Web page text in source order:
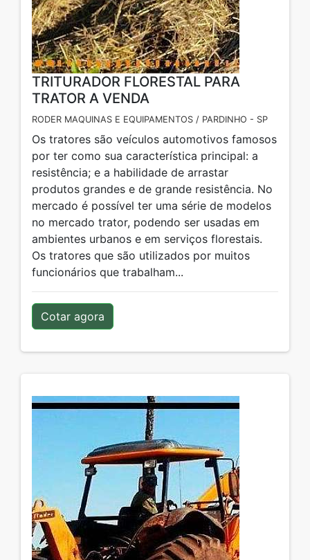
TRITURADOR FLORESTAL PARA
TRATOR A VENDA
RODER MAQUINAS E EQUIPAMENTOS / PARDINHO - SP
Os tratores são veículos automotivos famosos
por ter como sua característica principal: a
resistência; e a habilidade de arrastar
produtos grandes e de grande resistência. No
mercado é possível ter uma série de modelos
no mercado trator, podendo ser usadas em
ambientes urbanos e em serviços florestais.
Os tratores que são utilizados por muitos
funcionários que trabalham...
Cotar agora